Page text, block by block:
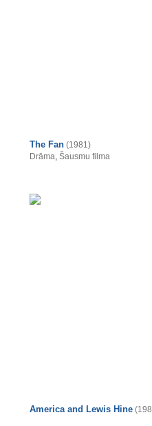
The Fan (1981)
Drāma, Šausmu filma
America and Lewis Hine